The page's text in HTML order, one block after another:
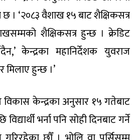
। ‘२०८३ वैशाख १५ बाट शैक्षिकसत्र
शैक्षिकसत्र हुन्छ । क्रेडिट
केन्द्रका महानिर्देशक युवराज
हुन्छ ।’
विकास केन्द्रका अनुसार १५ गतेबाट
भर्ना पनि सोही दिनबाट गर्ने